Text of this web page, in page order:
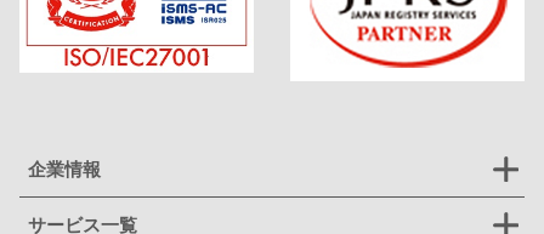
企業情報
サービス一覧